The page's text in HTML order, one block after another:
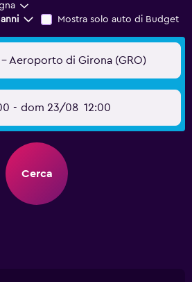
Mostra solo auto di Budget
- Aeroporto di Girona (GRO)
- dom 23/08 12:00
Cerca